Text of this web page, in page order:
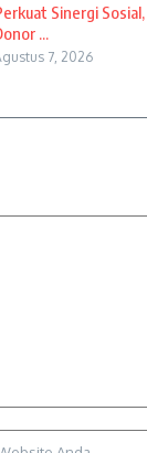
Sinergi
...
7, 2026